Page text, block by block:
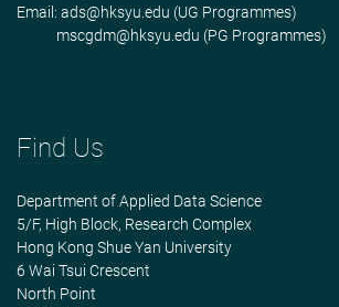
Email: ads@hksyu.edu (UG Programmes)
mscgdm@hksyu.edu (PG Programmes)
Find Us
Department of Applied Data Science
5/F, High Block, Research Complex
Hong Kong Shue Yan University
6 Wai Tsui Crescent
North Point